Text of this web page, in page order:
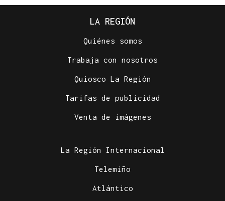
LA REGIÓN
Quiénes somos
Trabaja con nosotros
Quiosco La Región
Tarifas de publicidad
Venta de imágenes
La Región Internacional
Telemiño
Atlántico